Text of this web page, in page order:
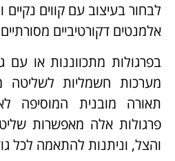
לבחור בעיצוב עם קווים נקיים
אלמנטים דקורטיביים
בפרגולות מתכווננות או
מערכות חשמליות לשליטה
תאורה מובנית המוסיפה
פרגולות אלה מאפשרות
והצל, וניתנות להתאמה לכל